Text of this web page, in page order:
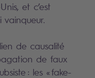
et c’est
de causalité
de faux
: les « fake-